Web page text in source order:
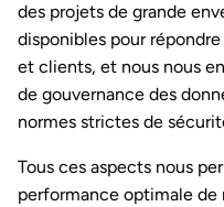
des projets de grande
disponibles pour
et clients, et nous nous
de gouvernance des
normes strictes de
Tous ces aspects nous
performance optimale